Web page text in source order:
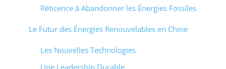
Réticence à Abandonner les Énergies Fossiles
Le Futur des Énergies Renouvelables en Chine
Les Nouvelles Technologies